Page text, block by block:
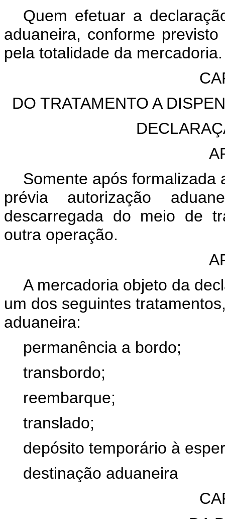
Quem efetuar a
aduaneira, conforme
pela totalidade da mercadoria.
DO TRATAMENTO A
Somente após formalizada
prévia autorização
descarregada do meio de
outra operação.
A mercadoria objeto da
um dos seguintes
aduaneira:
permanência a bordo;
transbordo;
reembarque;
translado;
depósito temporário à
destinação aduaneira